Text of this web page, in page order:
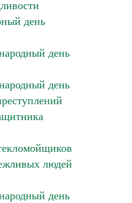
день
день
день
людей
день